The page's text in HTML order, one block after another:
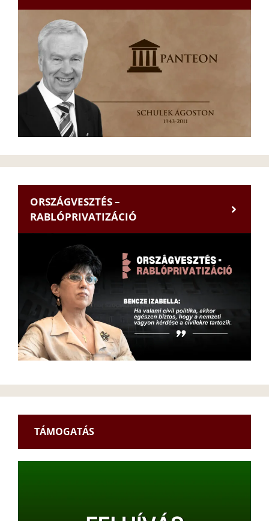
ORSZÁGVESZTÉS –
RABLÓPRIVATIZÁCIÓ
TÁMOGATÁS